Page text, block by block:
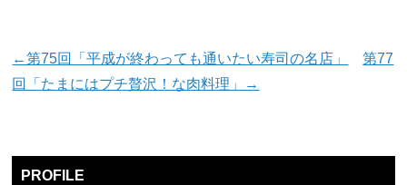
←第75回「平成が終わっても通いたい寿司の名店」
第77
回「たまにはプチ贅沢！な肉料理」→
PROFILE